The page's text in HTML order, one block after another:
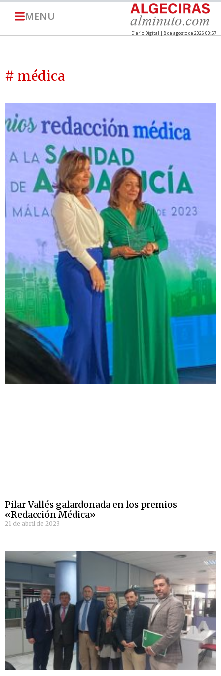
MENU
Diario Digital | 8 de agosto de 2026 00:57
# médica
Pilar Vallés galardonada en los premios
«Redacción Médica»
21 de abril de 2023